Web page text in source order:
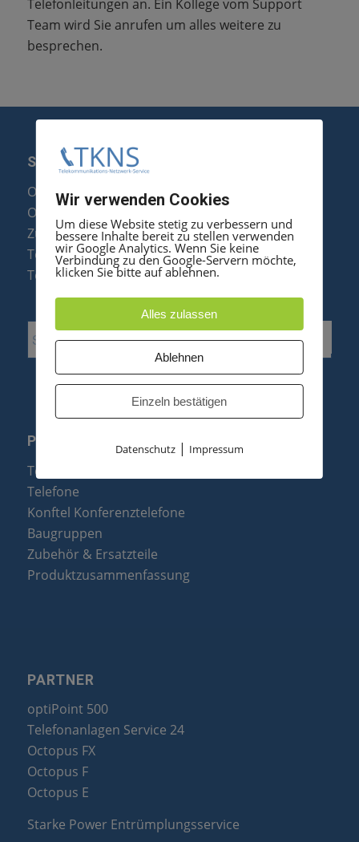
Telefonleitungen an. Ein Kollege vom Support
Team wird Sie anrufen um alles weitere zu
besprechen.
SERVICE
Optipoint Display Reparatur
Octophon F Display Reparatur
Zubehör & Ersatzteile
Telefonanlagen Optimierung
Telefonanlagen Erweiterung
PRODUKTE
Telefonanlagen
Telefone
Konftel Konferenztelefone
Baugruppen
Zubehör & Ersatzteile
Produktzusammenfassung
PARTNER
optiPoint 500
Telefonanlagen Service 24
Octopus FX
Octopus F
Octopus E
Starke Power Entrümplungsservice
Wir verwenden Cookies
Um diese Website stetig zu verbessern und
bessere Inhalte bereit zu stellen verwenden
wir Google Analytics. Wenn Sie keine
Verbindung zu den Google-Servern möchte,
klicken Sie bitte auf ablehnen.
Alles zulassen
Ablehnen
Einzeln bestätigen
Datenschutz| Impressum